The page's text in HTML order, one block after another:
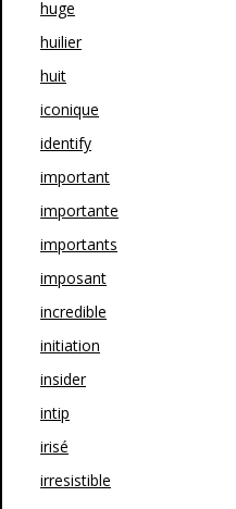
huge
huilier
huit
iconique
identify
important
importante
importants
imposant
incredible
initiation
insider
intip
irisé
irresistible